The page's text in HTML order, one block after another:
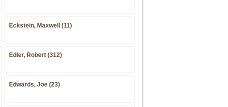
Eckstein, Maxwell (11)
Edler, Robert (312)
Edwards, Joe (23)